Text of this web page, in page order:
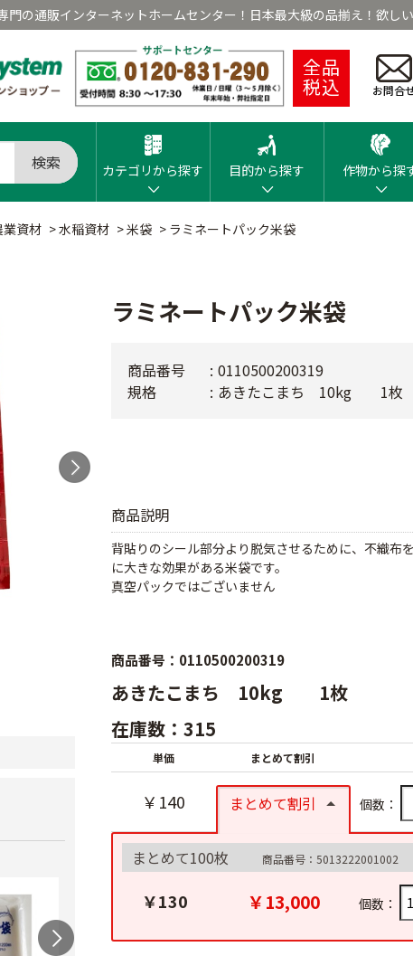
門の通販インターネットホームセンター！日本最大級の品揃え！欲し
全品
税込 お問合
検索 カテゴリから探す 目的から探す 作物から探
業資材 >水稲資材 >米袋 > ラミネートパック米袋
ラミネートパック米袋
商品説明
背貼りのシール部分より脱気させるために、不織布
に大きな効果がある米袋です。
真空パックではございません
商品番号
0110500200319
規格
あきたこまち 10kg 1枚
商品番号：0110500200319
あきたこまち 10kg 1枚
在庫数：315
単価 まとめて割引
￥140 まとめて割引 個数：
まとめて100枚 商品番号：5013222001002
￥130 ￥13,000 個数：